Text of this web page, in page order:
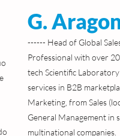
G.
------ Head of Global
Professional with over
tech Scientific
services in B2B
Marketing, from Sales
General Management in
multinational companies.